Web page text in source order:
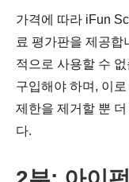
가격에 따라 iFun
료 평가판을 제공
적으로 사용할 수
구입해야 하며, 이
제한을 제거할 뿐
다.